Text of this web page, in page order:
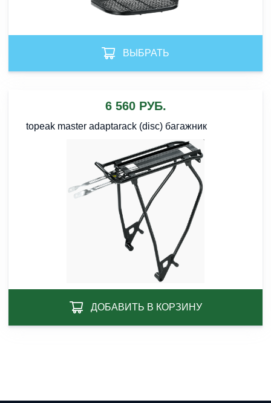
ВЫБРАТЬ
6 560 РУБ.
topeak master adaptarack (disc) багажник
ДОБАВИТЬ В КОРЗИНУ